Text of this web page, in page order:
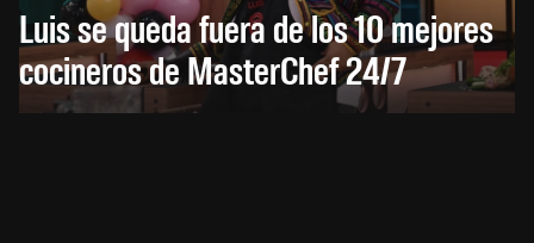
Luis se queda fuera de los 10 mejores
cocineros de MasterChef 24/7